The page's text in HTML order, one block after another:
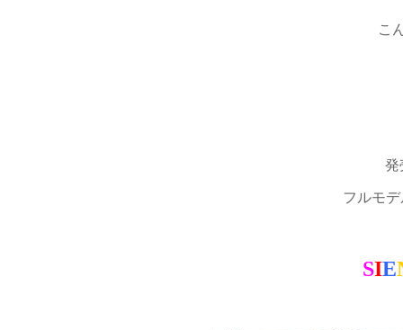
こ
発
フルモ
SIE